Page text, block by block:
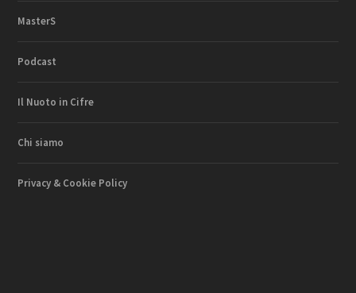
MasterS
Podcast
Il Nuoto in Cifre
Chi siamo
Privacy & Cookie Policy